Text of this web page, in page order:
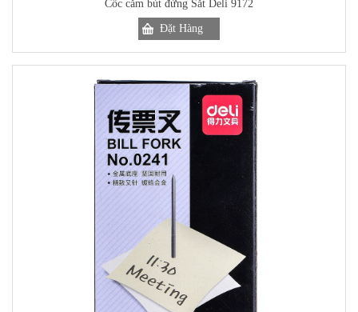
Cốc cắm bút đứng Sắt Deli 9172